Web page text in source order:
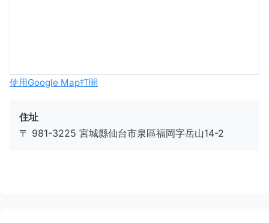
使用Google Map打開
住址
〒 981-3225 宮城縣仙台市泉區福岡字岳山14-2